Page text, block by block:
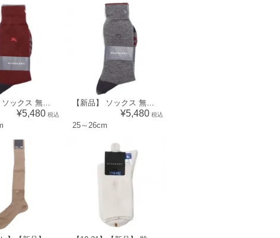
【新品】 ソックス 無地 25～26cm バーバリーロンドン 70311 BURBERRY LONDON レッド メンズ
¥5,480 税込
【新品】 ソックス 無地 25～26cm バーバリーロンドン 70310 BURBERRY LONDON グレー メンズ
¥5,480 税込
25～26cm